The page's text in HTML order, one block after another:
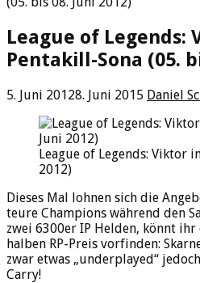
League of Legends:
Pentakill-Sona (05.
5. Juni 20128. Juni 2015 Daniel
League of Legends: Viktor
2012)
Dieses Mal lohnen sich die
teure Champions während den
zwei 6300er IP Helden, könnt ihr
halben RP-Preis vorfinden:
zwar etwas „underplayed“
Carry!